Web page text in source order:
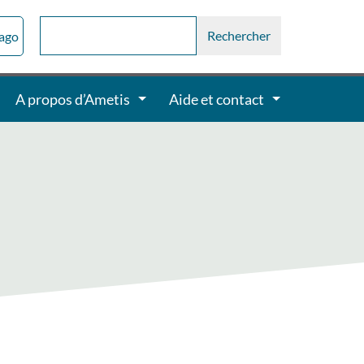
A propos d’Ametis Aide et contact